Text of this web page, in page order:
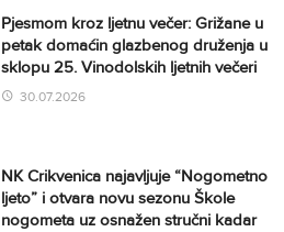
Pjesmom kroz ljetnu večer: Grižane u
petak domaćin glazbenog druženja u
sklopu 25. Vinodolskih ljetnih večeri
30.07.2026
NK Crikvenica najavljuje “Nogometno
ljeto” i otvara novu sezonu Škole
nogometa uz osnažen stručni kadar